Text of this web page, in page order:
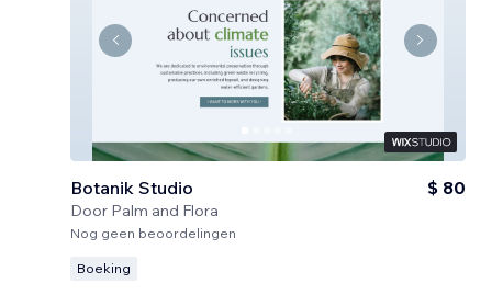
Botanik Studio
Door Palm and Flora
$ 80
Nog geen beoordelingen
Boeking